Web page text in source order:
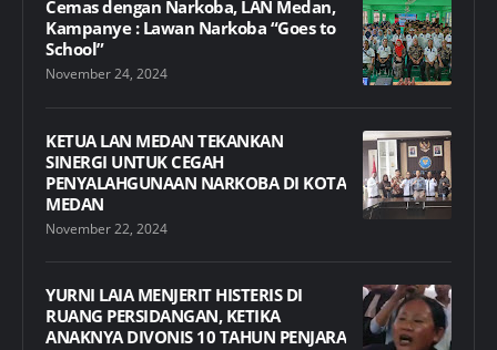
Cemas dengan Narkoba, LAN Medan,
Kampanye : Lawan Narkoba “Goes to
School”
November 24, 2024
KETUA LAN MEDAN TEKANKAN
SINERGI UNTUK CEGAH
PENYALAHGUNAAN NARKOBA DI KOTA
MEDAN
November 22, 2024
YURNI LAIA MENJERIT HISTERIS DI
RUANG PERSIDANGAN, KETIKA
ANAKNYA DIVONIS 10 TAHUN PENJARA